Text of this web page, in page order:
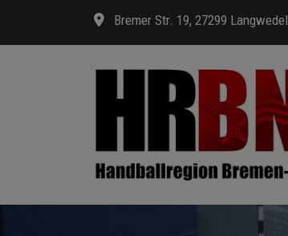
Bremer Str. 19, 27299 Langwedel